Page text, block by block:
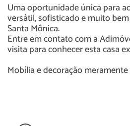
Uma oportunidade única para
versátil, sofisticado e muito
Santa Mônica.
Entre em contato com a
visita para conhecer esta casa
Mobília e decoração